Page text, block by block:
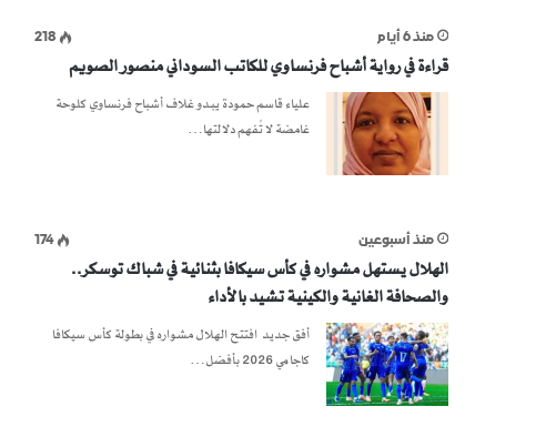
منذ 6 أيام 218
قراءة في رواية أشباح فرنساوي للكاتب السوداني منصور الصويم
علياء قاسم حمودة يبدو غلاف أشباح فرنساوي كلوحة
غامضة لا تُفهم دلالتها…
منذ أسبوعين 174
الهلال يستهل مشواره في كأس سيكافا بثنائية في شباك توسكر..
والصحافة الغانية والكينية تشيد بالأداء
أفق جديد افتتح الهلال مشواره في بطولة كأس سيكافا
كاجامي 2026 بأفضل…